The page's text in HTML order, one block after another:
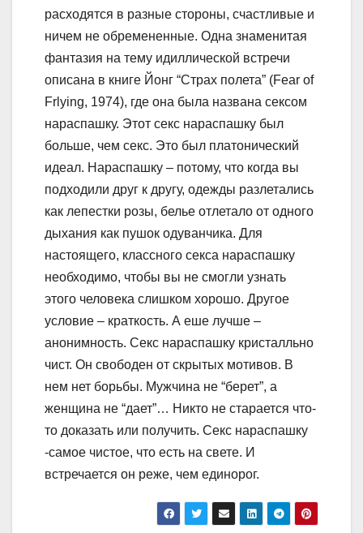
расходятся в разные стороны, счастливые и
ничем не обремененные. Одна знаменитая
фантазия на тему идиллической встречи
описана в книге Йонг “Страх полета” (Fear of
Frlying, 1974), где она была названа сексом
нараспашку. Этот секс нараспашку был
больше, чем секс. Это был платонический
идеал. Нараспашку – потому, что когда вы
подходили друг к другу, одежды разлетались
как лепестки розы, белье отлетало от одного
дыхания как пушок одуванчика. Для
настоящего, классного секса нараспашку
необходимо, чтобы вы не смогли узнать
этого человека слишком хорошо. Другое
условие – краткость. А еше лучше –
анонимность. Секс нараспашку кристалльно
чист. Он свободен от скрытых мотивов. В
нем нет борьбы. Мужчина не “берет”, а
женщина не “дает”… Никто не старается что-
то доказать или получить. Секс нараспашку
-самое чистое, что есть на свете. И
встречается он реже, чем единорог.